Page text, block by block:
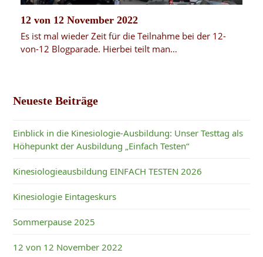
12 von 12 November 2022
Es ist mal wieder Zeit für die Teilnahme bei der 12-
von-12 Blogparade. Hierbei teilt man…
Neueste Beiträge
Einblick in die Kinesiologie-Ausbildung: Unser Testtag als
Höhepunkt der Ausbildung „Einfach Testen“
Kinesiologieausbildung EINFACH TESTEN 2026
Kinesiologie Eintageskurs
Sommerpause 2025
12 von 12 November 2022